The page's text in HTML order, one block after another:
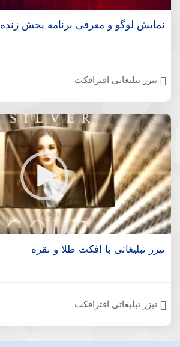
نمایش لوگو و معرفی برنامه پخش زنده
تیزر تبلیغاتی افترافکت
تیزر تبلیغاتی با افکت طلا و نقره
تیزر تبلیغاتی افترافکت